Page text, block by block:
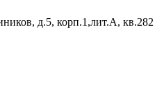
д.5, корп.1,лит.А, кв.282